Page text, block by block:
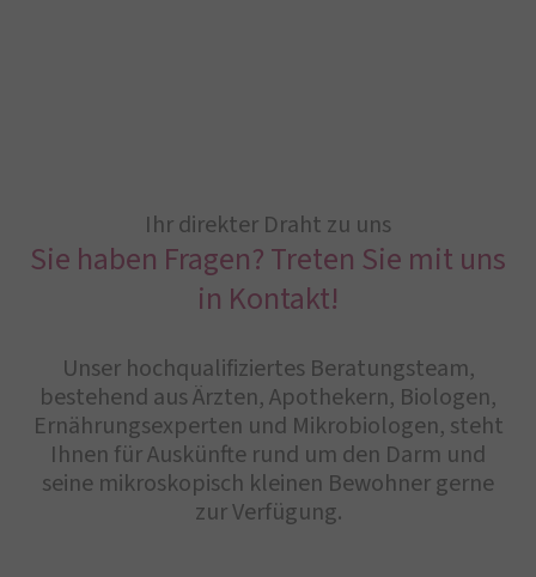
Ihr direkter Draht zu uns
Sie haben Fragen? Treten Sie mit uns
in Kontakt!
Unser hochqualifiziertes Beratungsteam,
bestehend aus Ärzten, Apothekern, Biologen,
Ernährungsexperten und Mikrobiologen, steht
Ihnen für Auskünfte rund um den Darm und
seine mikroskopisch kleinen Bewohner gerne
zur Verfügung.